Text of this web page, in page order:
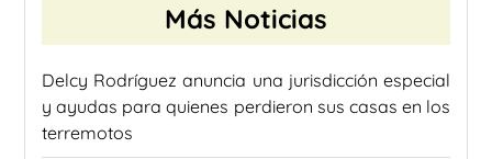
Más Noticias
Delcy Rodríguez anuncia una jurisdicción especial
y ayudas para quienes perdieron sus casas en los
terremotos